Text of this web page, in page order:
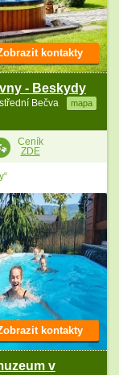
- Beskydy
Bečva mapa
kontakty
Ceník
ZDE
v
kontakty